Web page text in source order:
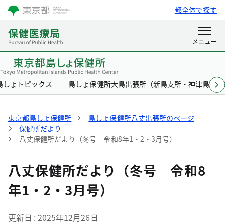
都全体で探す
しょトピックス 島しょ保健所大島出張所（新島支所・神津島支
東京都島しょ保健所
島しょ保健所八丈出張所のページ
保健所だより
八丈保健所だより（冬号 令和8年1・2・3月号）
八丈保健所だより（冬号 令和8
年1・2・3月号）
更新日 2025年12月26日